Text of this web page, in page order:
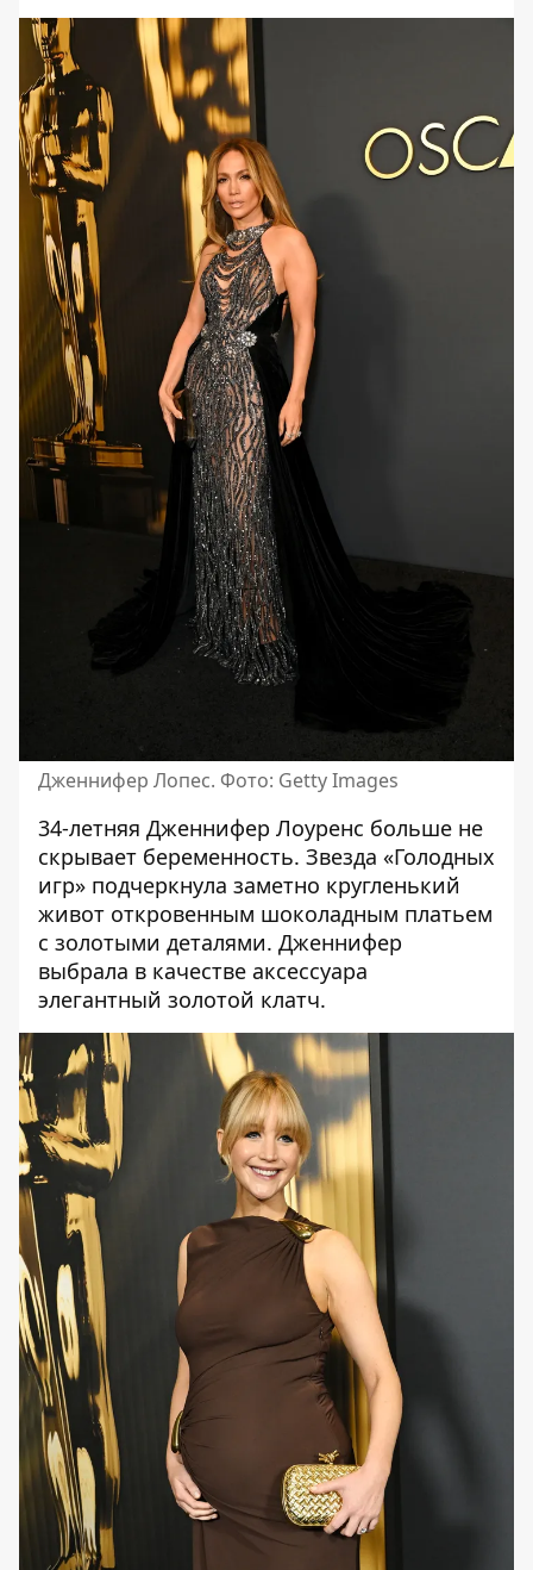
Дженнифер Лопес. Фото: Getty Images
34-летняя Дженнифер Лоуренс больше не
скрывает беременность. Звезда «Голодных
игр» подчеркнула заметно кругленький
живот откровенным шоколадным платьем
с золотыми деталями. Дженнифер
выбрала в качестве аксессуара
элегантный золотой клатч.